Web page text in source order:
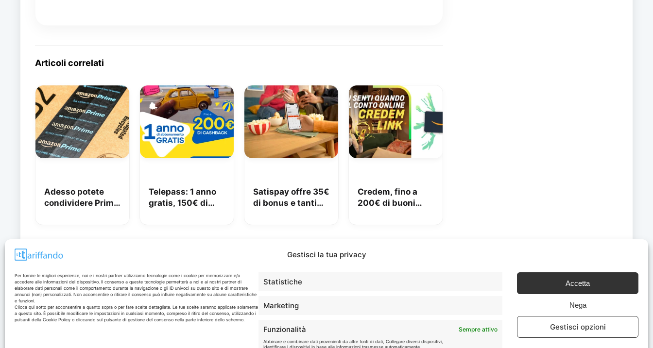
Gestisci la tua privacy
Per fornire le migliori esperienze, noi e i nostri partner utilizziamo tecnologie come i cookie per memorizzare e/o
accedere alle informazioni del dispositivo. Il consenso a queste tecnologie permetterà a noi e ai nostri partner di
elaborare dati personali come il comportamento durante la navigazione o gli ID univoci su questo sito e di mostrare
annunci (non) personalizzati. Non acconsentire o ritirare il consenso può influire negativamente su alcune caratteristiche
e funzioni.
Clicca qui sotto per acconsentire a quanto sopra o per fare scelte dettagliate. Le tue scelte saranno applicate solamente
a questo sito. È possibile modificare le impostazioni in qualsiasi momento, compreso il ritiro del consenso, utilizzando i
pulsanti della Cookie Policy o cliccando sul pulsante di gestione del consenso nella parte inferiore dello schermo.
Statistiche
Marketing
Funzionalità Sempre attivo
Abbinare e combinare dati provenienti da altre fonti di dati, Collegare diversi dispositivi,
Identificare i dispositivi in base alle informazioni trasmesse automaticamente.
Accetta
Nega
Gestisci opzioni
Articoli correlati
Adesso potete
condividere Prime
Telepass: 1 anno
gratis, 150€ di
Satispay offre 35€
di bonus e tanti
Credem, fino a
200€ di buoni
Disclaimer
I marchi citati appartengono ai rispettivi proprietari. Le
offerte segnalate possono subire variazioni: verifica
sempre le condizioni sui siti ufficiali.
Info
In qualità di Affiliato Amazon ed eBay, Tariffando riceve
un guadagno dagli acquisti idonei.
Note Legali|Cookie Policy